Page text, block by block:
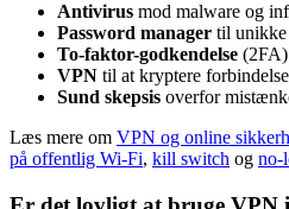
Antivirus mod malware og
Password manager til unikke
To-faktor-godkendelse
VPN til at kryptere
Sund skepsis overfor
Læs mere om VPN og online
på offentlig Wi-Fi, kill switch og no-